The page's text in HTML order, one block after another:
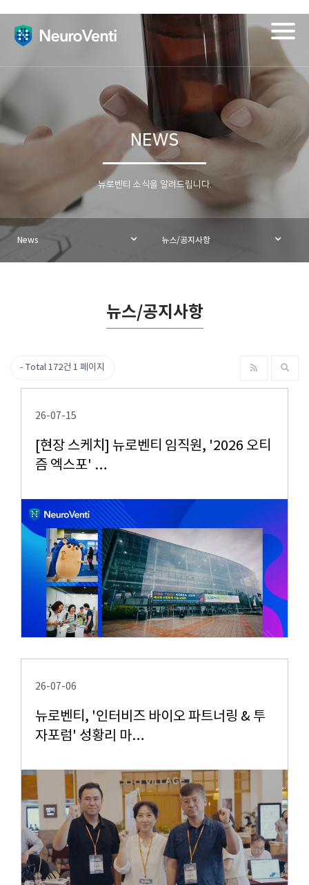
NEWS
뉴로벤티 소식을 알려드립니다.
News 뉴스/공지사항
뉴스/공지사항
Total 172건 1 페이지
26-07-15
[현장 스케치] 뉴로벤티 임직원, '2026 오티
즘 엑스포' …
26-07-06
뉴로벤티, '인터비즈 바이오 파트너링 & 투
자포럼' 성황리 마…